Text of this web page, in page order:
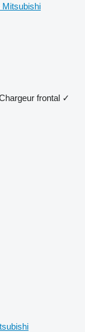
Mitsubishi
frontal ✓